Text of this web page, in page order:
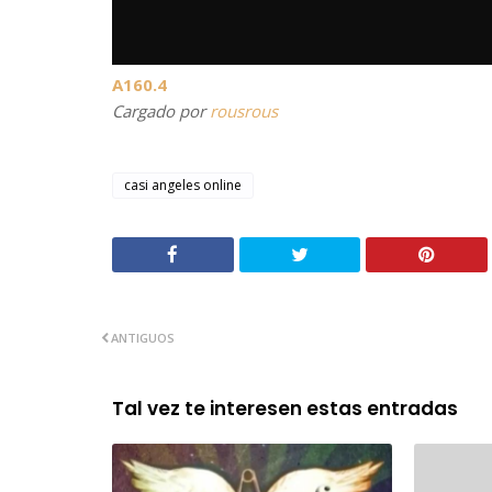
A160.4
Cargado porrousrous
casi angeles online
ANTIGUOS
Tal vez te interesen estas entradas